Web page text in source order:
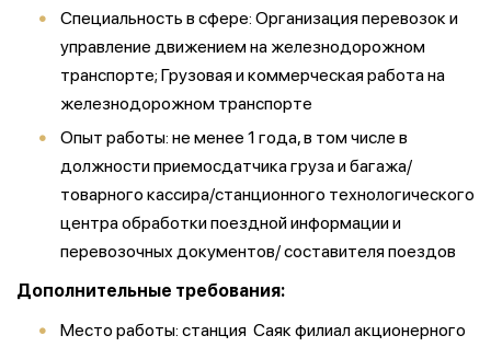
Специальность в сфере: Организация перевозок и
управление движением на железнодорожном
транспорте; Грузовая и коммерческая работа на
железнодорожном транспорте
Опыт работы: не менее 1 года, в том числе в
должности приемосдатчика груза и багажа/
товарного кассира/станционного технологического
центра обработки поездной информации и
перевозочных документов/ составителя поездов
Дополнительные требования:
Место работы: станция Саяк филиал акционерного